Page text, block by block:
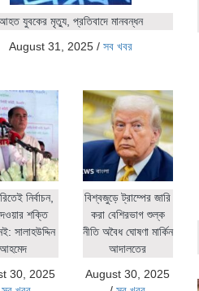
যুবকের মৃত্যু, প্রতিবাদে মানবন্ধন
August 31, 2025/ সব খবর
নির্বাচন,
শক্তি
সালাহউদ্দিন
আহমেদ
30, 2025
বিশ্বজুড়ে ট্রাম্পের জারি
করা বেশিরভাগ শুল্ক
নীতি অবৈধ ঘোষণা মার্কিন
আদালতের
August 30, 2025